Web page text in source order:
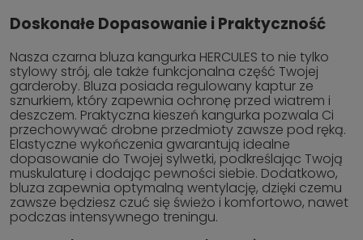
Doskonałe Dopasowanie i Praktyczność
Nasza czarna bluza kangurka HERCULES to nie tylko
stylowy strój, ale także funkcjonalna część Twojej
garderoby. Bluza posiada regulowany kaptur ze
sznurkiem, który zapewnia ochronę przed wiatrem i
deszczem. Praktyczna kieszeń kangurka pozwala Ci
przechowywać drobne przedmioty zawsze pod ręką.
Elastyczne wykończenia gwarantują idealne
dopasowanie do Twojej sylwetki, podkreślając Twoją
muskulaturę i dodając pewności siebie. Dodatkowo,
bluza zapewnia optymalną wentylację, dzięki czemu
zawsze będziesz czuć się świeżo i komfortowo, nawet
podczas intensywnego treningu.